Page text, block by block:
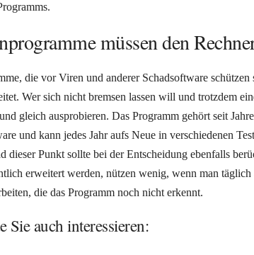
müssen den
die vor Viren und anderer Schadsoftware
Wer sich nicht bremsen lassen will und trotzdem
gleich ausprobieren. Das Programm gehört seit
und kann jedes Jahr aufs Neue in verschiedenen
dieser Punkt sollte bei der Entscheidung ebenfalls
erweitert werden, nützen wenig, wenn man
die das Programm noch nicht erkennt.
Sie auch interessieren: